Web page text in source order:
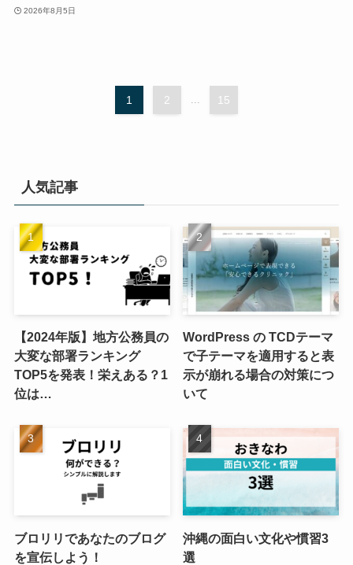
2026年8月5日
1 2 15
人気記事
【2024年版】地方公務員の
大変な部署ランキング
TOP5を発表！栄えある？1
位は…
WordPress の TCDテーマ
で子テーマを適用すると表
示が崩れる場合の対策につ
いて
ブロリリであなたのブログ
を宣伝しよう！
沖縄の面白い文化や慣習3
選